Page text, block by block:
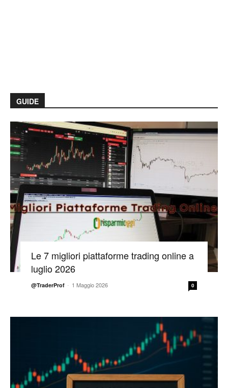
GUIDE
Le 7 migliori piattaforme trading online a
luglio 2026
@TraderProf - 1 Maggio 2026 0